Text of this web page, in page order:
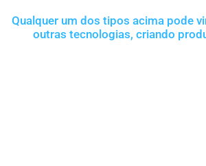
Qualquer um dos tipos acima pode
outras tecnologias, criando